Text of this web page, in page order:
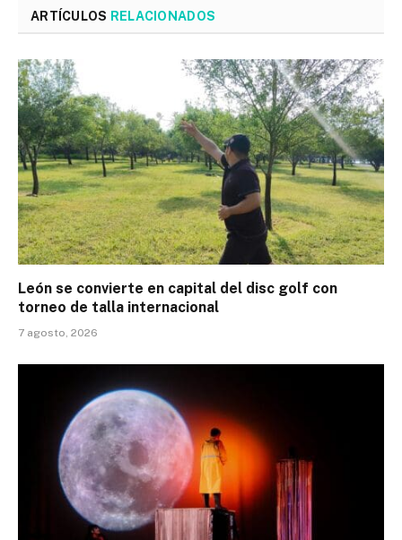
ARTÍCULOS RELACIONADOS
León se convierte en capital del disc golf con
torneo de talla internacional
7 agosto, 2026